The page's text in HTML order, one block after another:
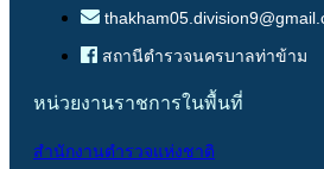
สถานีตำรวจนครบาลท่าข้าม
หน่วยงานราชการในพื้นที่
สำนักงานตำรวจแห่งชาติ